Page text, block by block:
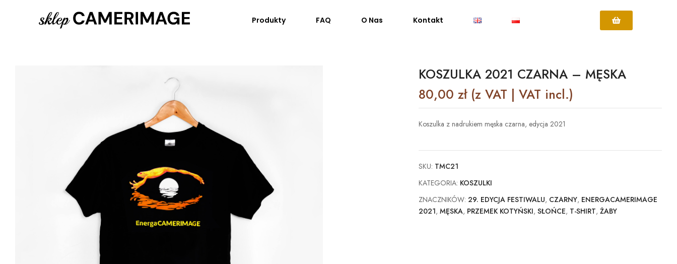
Produkty FAQ O Nas Kontakt
KOSZULKA 2021 CZARNA – MĘSKA
80,00zł(z VAT | VAT incl.)
Koszulka z nadrukiem męska czarna, edycja 2021
SKU: TMC21
KATEGORIA: KOSZULKI
ZNACZNIKÓW:29. EDYCJA FESTIWALU, CZARNY, ENERGACAMERIMAGE
2021,MĘSKA, PRZEMEK KOTYŃSKI,SŁOŃCE, T-SHIRT,ŻABY